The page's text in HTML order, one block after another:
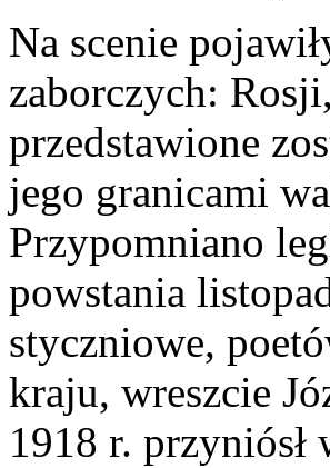
Na scenie
zaborczych:
przedstawione
jego granicami
Przypomniano
powstania
styczniowe,
kraju, wreszcie
1918 r.